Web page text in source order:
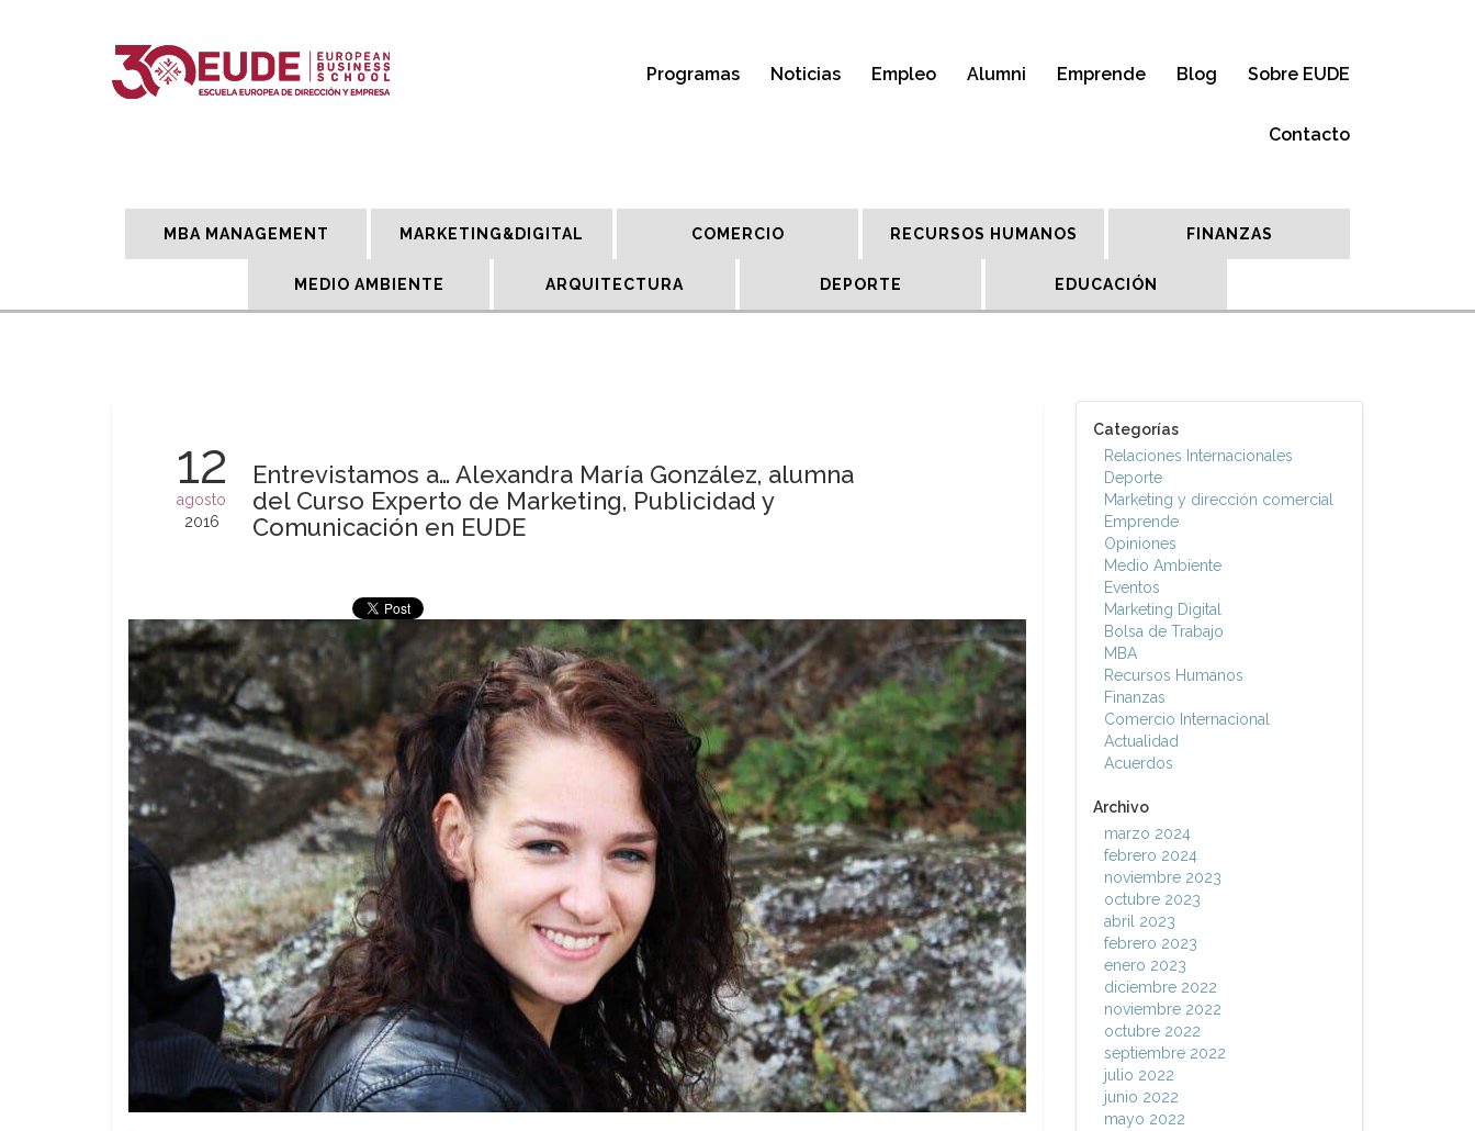
Programas Noticias Empleo Alumni Emprende Blog Sobre EUDE
Contacto
MBA MANAGEMENT MARKETING&DIGITAL COMERCIO RECURSOS HUMANOS FINANZAS
MEDIO AMBIENTE ARQUITECTURA DEPORTE EDUCACIÓN
12
agosto
2016
Entrevistamos a… Alexandra María González, alumna
del Curso Experto de Marketing, Publicidad y
Comunicación en EUDE
Categorías
Relaciones Internacionales
Deporte
Marketing y dirección comercial
Emprende
Opiniones
Medio Ambiente
Eventos
Marketing Digital
Bolsa de Trabajo
MBA
Recursos Humanos
Finanzas
Comercio Internacional
Actualidad
Acuerdos
Archivo
marzo 2024
febrero 2024
noviembre 2023
octubre 2023
abril 2023
febrero 2023
enero 2023
diciembre 2022
noviembre 2022
octubre 2022
septiembre 2022
julio 2022
junio 2022
mayo 2022